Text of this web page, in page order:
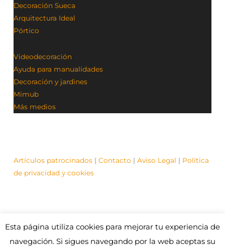
Decoración Sueca
Arquitectura Ideal
Pórtico
Videodecoración
Ayuda para manualidades
Decoración y jardines
Mimub
Más medios
Artículos patrocinados |Contacto |Aviso Legal | Política
de privacidad y cookies
© Contenidos bajo licencia Creative Commons (CC)
1995-2021 Medios y Redes online. Otros contenidos se
Esta página utiliza cookies para mejorar tu experiencia de
navegación. Si sigues navegando por la web aceptas su